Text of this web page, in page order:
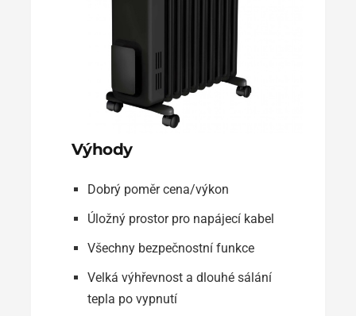
Výhody
Dobrý poměr cena/výkon
Úložný prostor pro napájecí kabel
Všechny bezpečnostní funkce
Velká výhřevnost a dlouhé sálání
tepla po vypnutí